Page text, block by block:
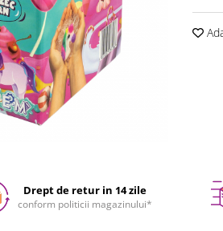
Drept de retur in 14 zile
conform politicii magazinului*